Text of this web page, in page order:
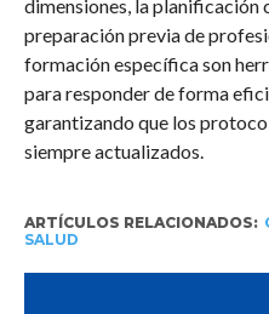
dimensiones, la planificación
preparación previa de
formación específica son
para responder de forma
garantizando que los
siempre actualizados.
ARTÍCULOS RELACIONADOS:
SALUD